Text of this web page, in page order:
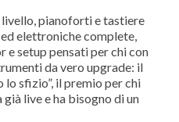
pianoforti e tastiere
elettroniche complete,
e setup pensati per chi con
da vero upgrade: il
sfizio”, il premio per chi
già live e ha bisogno di un